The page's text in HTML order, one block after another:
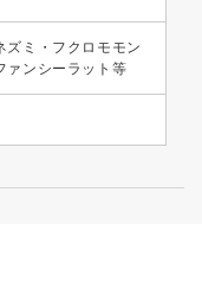
ズミ・フクロモモン
ァンシーラット等